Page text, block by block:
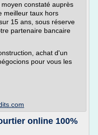
constaté auprès
meilleur taux hors
15 ans, sous réserve
partenaire bancaire
achat d'un
pour vous les
online 100%